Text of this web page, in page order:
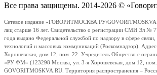
Все права защищены. 2014-2026 ©
Сетевое издание «ГОВОРИТМОСКВА.РУ/
лиц старше 16 лет. Свидетельство о регистрации СМИ Эл №
года выдано Федеральной службой по надзору в сфере
технологий и массовых коммуникаций (Роскомнадзор).
Хорошевская, дом 12, пом. 22. Учредитель Общество с
«РУ ФМ» (123298 Москва, ул. 3-я Хорошевская, дом 12, пом.
GOVORITMOSKVA.RU. Территория распространения –